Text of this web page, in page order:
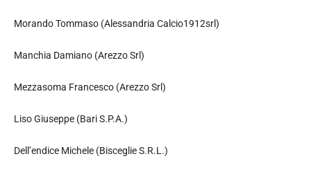
Morando Tommaso (Alessandria Calcio1912srl)
Manchia Damiano (Arezzo Srl)
Mezzasoma Francesco (Arezzo Srl)
Liso Giuseppe (Bari S.P.A.)
Dell’endice Michele (Bisceglie S.R.L.)